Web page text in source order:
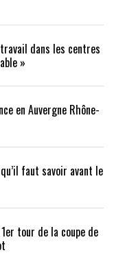
dans les centres
»
en Auvergne Rhône-
faut savoir avant le
tour de la coupe de